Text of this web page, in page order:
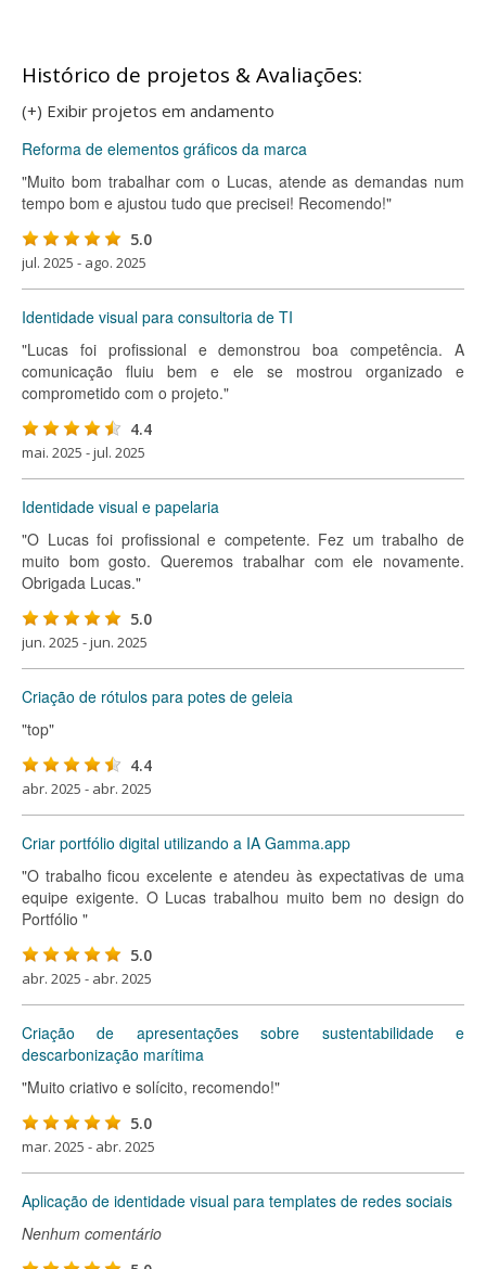
Histórico de projetos & Avaliações:
(+) Exibir projetos em andamento
Reforma de elementos gráficos da marca
"Muito bom trabalhar com o Lucas, atende as demandas num
tempo bom e ajustou tudo que precisei! Recomendo!"
5.0
jul. 2025 - ago. 2025
Identidade visual para consultoria de TI
"Lucas foi profissional e demonstrou boa competência. A
comunicação fluiu bem e ele se mostrou organizado e
comprometido com o projeto."
4.4
mai. 2025 - jul. 2025
Identidade visual e papelaria
"O Lucas foi profissional e competente. Fez um trabalho de
muito bom gosto. Queremos trabalhar com ele novamente.
Obrigada Lucas."
5.0
jun. 2025 - jun. 2025
Criação de rótulos para potes de geleia
"top"
4.4
abr. 2025 - abr. 2025
Criar portfólio digital utilizando a IA Gamma.app
"O trabalho ficou excelente e atendeu às expectativas de uma
equipe exigente. O Lucas trabalhou muito bem no design do
Portfólio "
5.0
abr. 2025 - abr. 2025
Criação de apresentações sobre sustentabilidade e
descarbonização marítima
"Muito criativo e solícito, recomendo!"
5.0
mar. 2025 - abr. 2025
Aplicação de identidade visual para templates de redes sociais
Nenhum comentário